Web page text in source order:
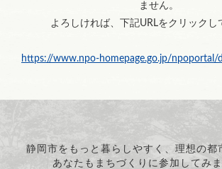
ません。
よろしければ、下記URLをクリックし
https://www.npo-homepage.go.jp/npoportal/
静岡市をもっと暮らしやすく、理想の都
あなたもまちづくりに参加してみま